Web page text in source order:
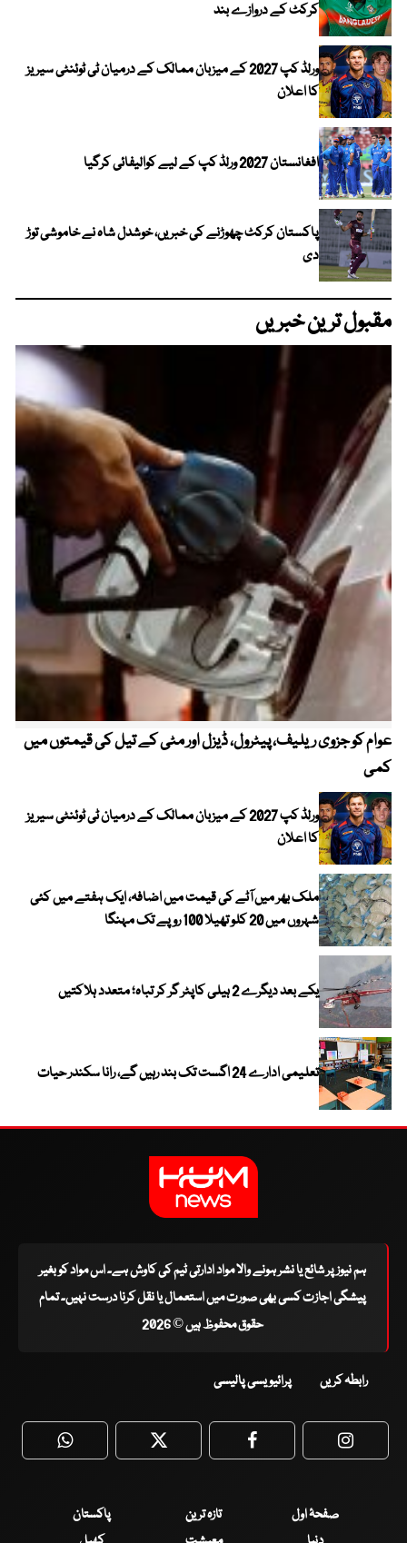
کرکٹ کے دروازے بند
ورلڈ کپ 2027 کے میزبان ممالک کے درمیان ٹی ٹوئنٹی سیریز
کا اعلان
افغانستان 2027 ورلڈ کپ کے لیے کوالیفائی کرگیا
پاکستان کرکٹ چھوڑنے کی خبریں، خوشدل شاہ نے خاموشی توڑ
دی
مقبول ترین خبریں
عوام کو جزوی ریلیف، پیٹرول، ڈیزل اور مٹی کے تیل کی قیمتوں میں
کمی
ورلڈ کپ 2027 کے میزبان ممالک کے درمیان ٹی ٹوئنٹی سیریز
کا اعلان
ملک بھر میں آٹے کی قیمت میں اضافہ، ایک ہفتے میں کئی
شہروں میں 20 کلو تھیلا 100 روپے تک مہنگا
یکے بعد دیگرے 2 ہیلی کاپٹر گر کر تباہ؛ متعدد ہلاکتیں
تعلیمی ادارے 24 اگست تک بند رہیں گے، رانا سکندر حیات
ہم نیوز پر شائع یا نشر ہونے والا مواد ادارتی ٹیم کی کاوش ہے۔ اس مواد کو بغیر
پیشگی اجازت کسی بھی صورت میں استعمال یا نقل کرنا درست نہیں۔ تمام
حقوق محفوظ ہیں © 2026
رابطہ کریں پرائیویسی پالیسی
WhatsApp Twitter Facebook
صفحۂ اول تازہ ترین
پاکستان